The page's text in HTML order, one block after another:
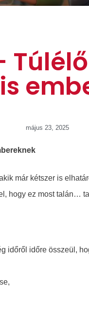
május 23, 2025
már kétszer is
hogy ez most talán…
időről időre összeül,